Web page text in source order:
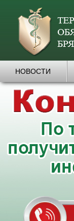
НОВОСТИ